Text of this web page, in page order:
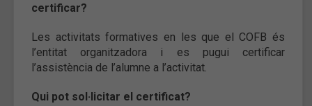
certificar?
Les activitats formatives en les que el COFB és
l’entitat organitzadora i es pugui certificar
l’assistència de l’alumne a l’activitat.
Qui pot sol·licitar el certificat?